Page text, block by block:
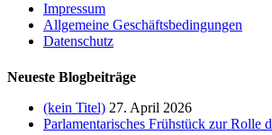
Impressum
Allgemeine Geschäftsbedingungen
Datenschutz
Neueste Blogbeiträge
(kein Titel) 27. April 2026
Parlamentarisches Frühstück zur Rolle